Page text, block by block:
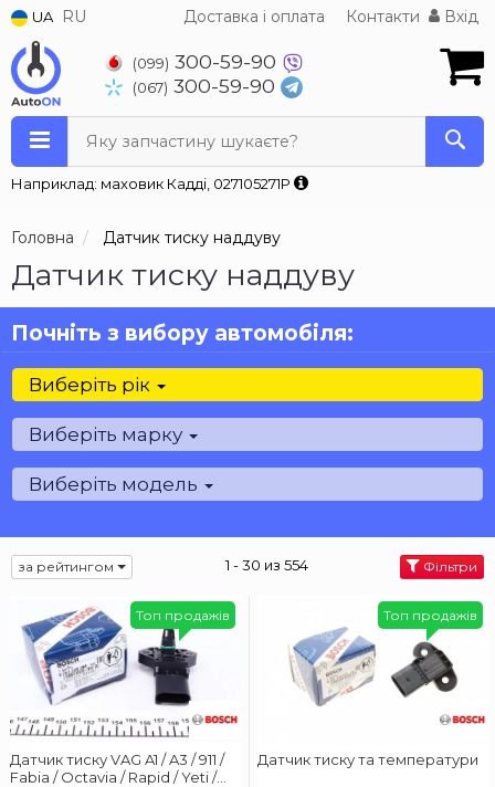
UA RU Доставка і оплата Контакти Вхід
(099) 300-59-90
(067) 300-59-90
Яку запчастину шукаєте?
Наприклад: маховик Кадді, 027105271P
Головна Датчик тиску наддуву
Датчик тиску наддуву
Почніть з вибору автомобіля:
Виберіть рік
Виберіть марку
Виберіть модель
за рейтингом 1 - 30 из 554 Фільтри
Датчик тиску VAG A1 / A3 / 911 /
Fabia / Octavia / Rapid / Yeti /
Топ продажів
Датчик тиску та температури
Топ продажів